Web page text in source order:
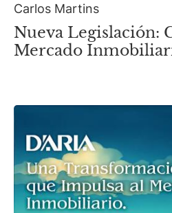
Carlos Martins
Nueva Legislación:
Mercado